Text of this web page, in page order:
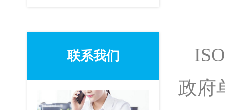
联系我们
政府